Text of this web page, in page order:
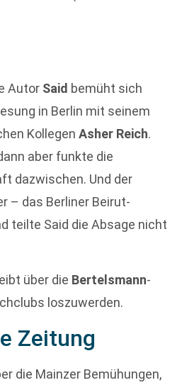
Autor Said bemüht sich
in Berlin mit seinem
Kollegen Asher Reich.
aber funkte die
dazwischen. Und der
– das Berliner Beirut-
teilte Said die Absage nicht
über die Bertelsmann-
loszuwerden.
Zeitung
die Mainzer Bemühungen,